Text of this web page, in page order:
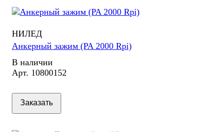
НИЛЕД
Анкерный зажим (PA 2000 Rpi)
В наличии
Арт. 10800152
Заказать